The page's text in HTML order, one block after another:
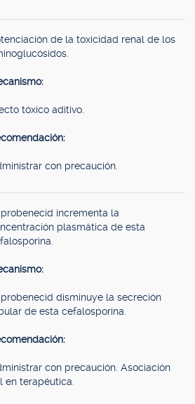
de la toxicidad renal de los
tóxico aditivo.
con precaución.
incrementa la
plasmática de esta
disminuye la secreción
de esta cefalosporina.
con precaución. Asociación
en terapéutica.